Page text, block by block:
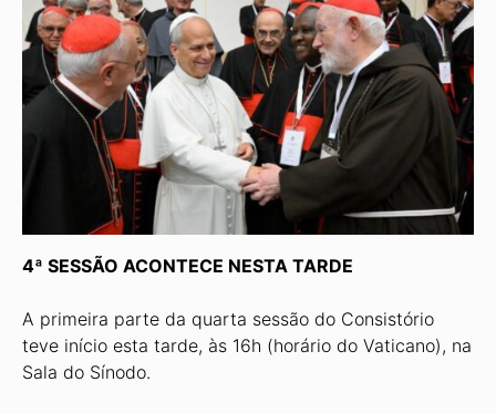
4ª SESSÃO ACONTECE NESTA TARDE
A primeira parte da quarta sessão do Consistório
teve início esta tarde, às 16h (horário do Vaticano), na
Sala do Sínodo.